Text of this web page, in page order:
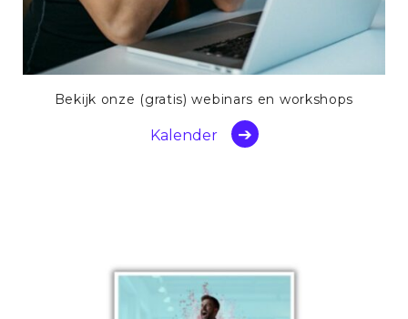
Bekijk onze (gratis) webinars en workshops
Kalender